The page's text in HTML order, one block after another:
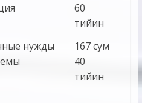
60
тийин
нужды
167 сум
40
тийин